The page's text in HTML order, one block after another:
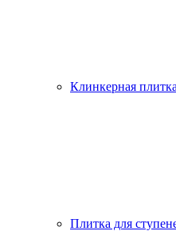
Клинкерная плитка
Плитка для